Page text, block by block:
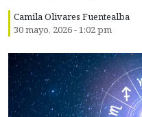
Camila Olivares Fuentealba
30 mayo, 2026 - 1:02 pm